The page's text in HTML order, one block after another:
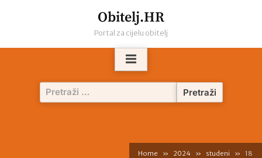
Obitelj.HR
Portal za cijelu obitelj
Pretraži:
Home 2024 studeni 18